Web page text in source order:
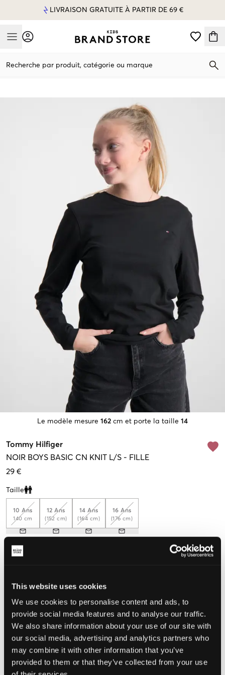
This website uses cookies
We use cookies to personalise content and ads, to
provide social media features and to analyse our traffic.
We also share information about your use of our site with
our social media, advertising and analytics partners who
may combine it with other information that you’ve
provided to them or that they’ve collected from your use
LIVRAISON GRATUITE À PARTIR DE 69 €
Mobile Menu
Recherche par produit, catégorie ou marque
Le modèle mesure 162 cm et porte la taille 14
Tommy Hilfiger
NOIR BOYS BASIC CN KNIT L/S - FILLE
29 €
Taille
Clone modal
10 Ans
140 cm
12 Ans
(152 cm)
14 Ans
(164 cm)
16 Ans
(176 cm)
Taille perçue
CHOISIR LA TAILLE
Livraison gratuite à partir de 69 €
Garantie de remboursement pendant 60 jours